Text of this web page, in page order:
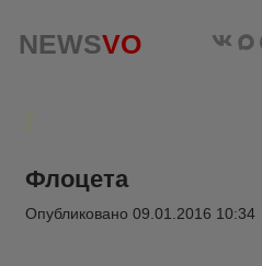
NEWSVO
Флоцета
Опубликовано 09.01.2016 10:34